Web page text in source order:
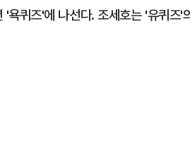
욕퀴즈'에 나선다. 조세호는 '유퀴즈'